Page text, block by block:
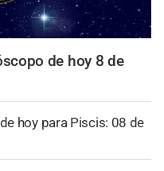
de hoy 8 de
hoy para Piscis: 08 de